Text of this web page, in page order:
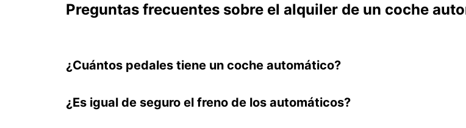
Preguntas frecuentes sobre el alquiler de un coche
¿Cuántos pedales tiene un coche automático?
¿Es igual de seguro el freno de los automáticos?